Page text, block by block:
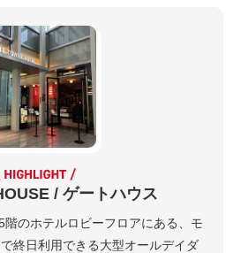
/ ゲートハウス
のホテルロビーフロアにある、モ
終日利用できる大型オールデイダ